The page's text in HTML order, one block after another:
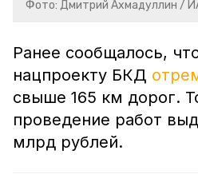
Фото: Дмитрий Ахмадуллин /
Ранее сообщалось,
нацпроекту БКД
свыше 165 км дорог.
проведение работ
млрд рублей.